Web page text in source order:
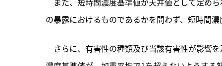
の暴露におけるものであるかを問わず、短時間
さらに、有害性の種類及び当該有害性が影響